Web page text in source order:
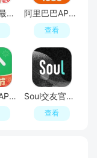
蛋仔派对最新版 阿里巴巴APP2026官方版
查看
朴朴超市APP最新版本 Soul交友官方APP最新版
查看